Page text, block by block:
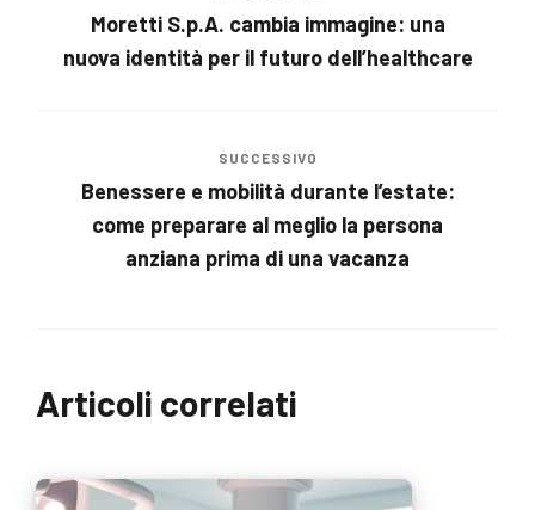
Moretti S.p.A. cambia immagine: una
nuova identità per il futuro dell’healthcare
SUCCESSIVO
Benessere e mobilità durante l’estate:
come preparare al meglio la persona
anziana prima di una vacanza
Articoli correlati